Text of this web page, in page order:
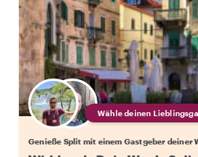
Wähle deinen
Genieße Split mit einem Gastgeber deiner